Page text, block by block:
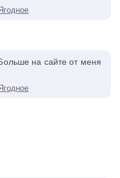
на сайте от меня